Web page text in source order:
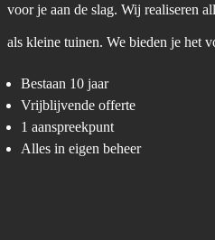
voor je aan de slag. Wij realiseren
als kleine tuinen. We bieden je het
Bestaan 10 jaar
Vrijblijvende offerte
1 aanspreekpunt
Alles in eigen beheer